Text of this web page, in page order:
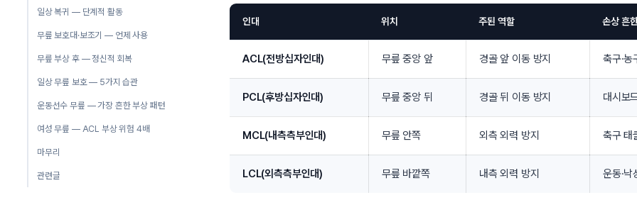
인대 위치 주된 역할 손상 흔
ACL(전방십자인대) 무릎 중앙 앞 경골 앞 이동 방지 축구·농
PCL(후방십자인대) 무릎 중앙 뒤 경골 뒤 이동 방지 대시보
MCL(내측측부인대) 무릎 안쪽 외측 외력 방지 축구 태
LCL(외측측부인대) 무릎 바깥쪽 내측 외력 방지 운동·낙
일상 복귀 — 단계적 활동
무릎 보호대·보조기 — 언제 사용
무릎 부상 후 — 정신적 회복
일상 무릎 보호 — 5가지 습관
운동선수 무릎 — 가장 흔한 부상 패턴
여성 무릎 — ACL 부상 위험 4배
마무리
관련글